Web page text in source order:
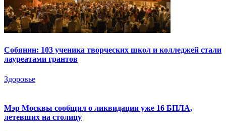
Собянин: 103 ученика творческих школ и колледжей стали
лауреатами грантов
Здоровье
Мэр Москвы сообщил о ликвидации уже 16 БПЛА,
летевших на столицу